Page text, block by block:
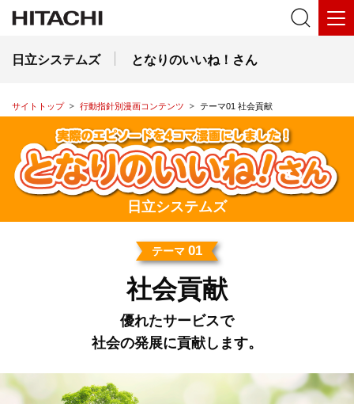
日立システムズ となりのいいね！さん
サイトトップ 行動指針別漫画コンテンツ テーマ01 社会貢献
日立システムズ
テーマ 01
社会貢献
優れたサービスで
社会の発展に貢献します。